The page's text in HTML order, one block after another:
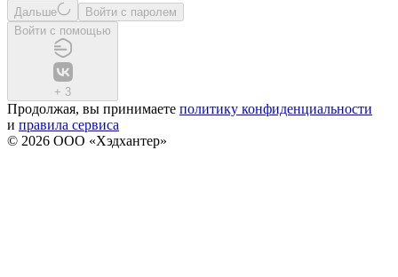
Дальше
Войти с паролем
Войти с помощью
+ 3
Продолжая, вы принимаете политику конфиденциальности
и правила сервиса
© 2026 ООО «Хэдхантер»